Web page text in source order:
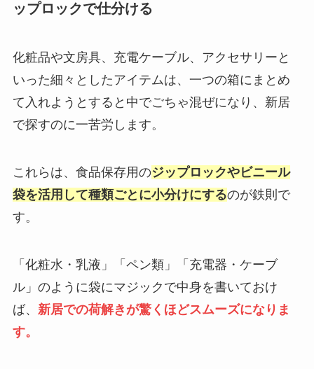
ップロックで仕分ける
化粧品や文房具、充電ケーブル、アクセサリーと
いった細々としたアイテムは、一つの箱にまとめ
て入れようとすると中でごちゃ混ぜになり、新居
で探すのに一苦労します。
これらは、食品保存用のジップロックやビニール
袋を活用して種類ごとに小分けにするのが鉄則で
す。
「化粧水・乳液」「ペン類」「充電器・ケーブ
ル」のように袋にマジックで中身を書いておけ
ば、 新居での荷解きが驚くほどスムーズになりま
す。